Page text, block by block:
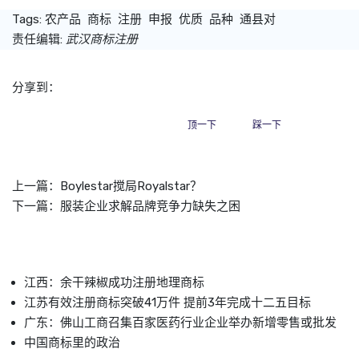
Tags: 农产品 商标 注册 申报 优质 品种 通县对
责任编辑: 武汉商标注册
分享到：
顶一下 踩一下
上一篇： Boylestar搅局Royalstar？
下一篇： 服装企业求解品牌竞争力缺失之困
江西：余干辣椒成功注册地理商标
江苏有效注册商标突破41万件 提前3年完成十二五目标
广东：佛山工商召集百家医药行业企业举办新增零售或批发
中国商标里的政治